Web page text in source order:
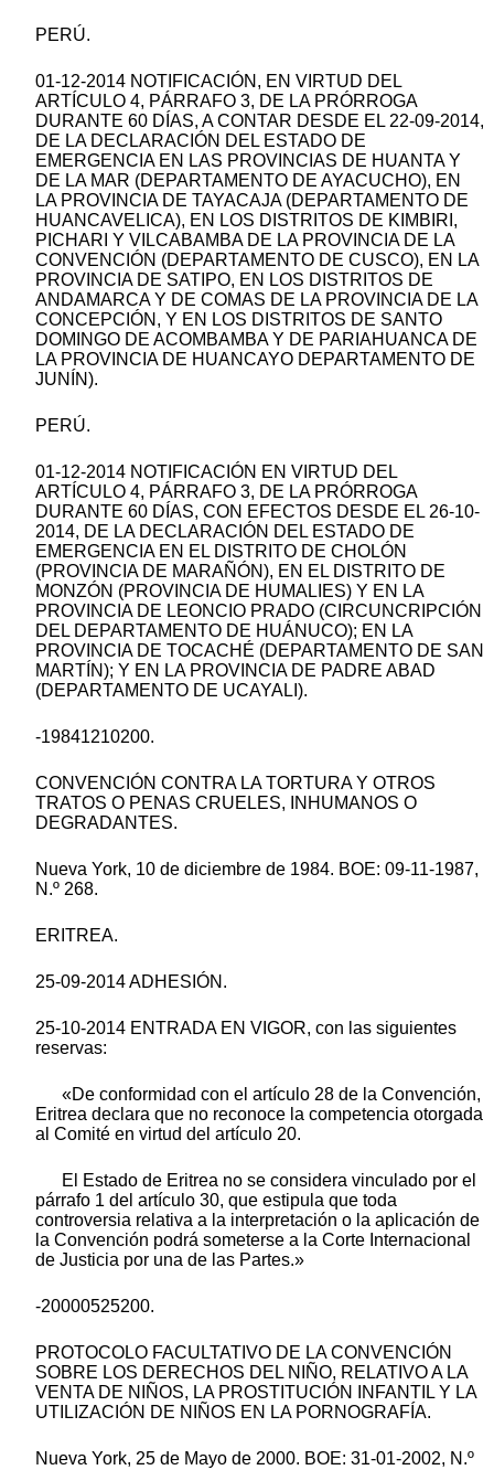
PERÚ.
01-12-2014 NOTIFICACIÓN, EN VIRTUD DEL
ARTÍCULO 4, PÁRRAFO 3, DE LA PRÓRROGA
DURANTE 60 DÍAS, A CONTAR DESDE EL 22-09-2014,
DE LA DECLARACIÓN DEL ESTADO DE
EMERGENCIA EN LAS PROVINCIAS DE HUANTA Y
DE LA MAR (DEPARTAMENTO DE AYACUCHO), EN
LA PROVINCIA DE TAYACAJA (DEPARTAMENTO DE
HUANCAVELICA), EN LOS DISTRITOS DE KIMBIRI,
PICHARI Y VILCABAMBA DE LA PROVINCIA DE LA
CONVENCIÓN (DEPARTAMENTO DE CUSCO), EN LA
PROVINCIA DE SATIPO, EN LOS DISTRITOS DE
ANDAMARCA Y DE COMAS DE LA PROVINCIA DE LA
CONCEPCIÓN, Y EN LOS DISTRITOS DE SANTO
DOMINGO DE ACOMBAMBA Y DE PARIAHUANCA DE
LA PROVINCIA DE HUANCAYO DEPARTAMENTO DE
JUNÍN).
PERÚ.
01-12-2014 NOTIFICACIÓN EN VIRTUD DEL
ARTÍCULO 4, PÁRRAFO 3, DE LA PRÓRROGA
DURANTE 60 DÍAS, CON EFECTOS DESDE EL 26-10-
2014, DE LA DECLARACIÓN DEL ESTADO DE
EMERGENCIA EN EL DISTRITO DE CHOLÓN
(PROVINCIA DE MARAÑÓN), EN EL DISTRITO DE
MONZÓN (PROVINCIA DE HUMALIES) Y EN LA
PROVINCIA DE LEONCIO PRADO (CIRCUNCRIPCIÓN
DEL DEPARTAMENTO DE HUÁNUCO); EN LA
PROVINCIA DE TOCACHÉ (DEPARTAMENTO DE SAN
MARTÍN); Y EN LA PROVINCIA DE PADRE ABAD
(DEPARTAMENTO DE UCAYALI).
-19841210200.
CONVENCIÓN CONTRA LA TORTURA Y OTROS
TRATOS O PENAS CRUELES, INHUMANOS O
DEGRADANTES.
Nueva York, 10 de diciembre de 1984. BOE: 09-11-1987,
N.º 268.
ERITREA.
25-09-2014 ADHESIÓN.
25-10-2014 ENTRADA EN VIGOR, con las siguientes
reservas:
«De conformidad con el artículo 28 de la Convención,
Eritrea declara que no reconoce la competencia otorgada
al Comité en virtud del artículo 20.
El Estado de Eritrea no se considera vinculado por el
párrafo 1 del artículo 30, que estipula que toda
controversia relativa a la interpretación o la aplicación de
la Convención podrá someterse a la Corte Internacional
de Justicia por una de las Partes.»
-20000525200.
PROTOCOLO FACULTATIVO DE LA CONVENCIÓN
SOBRE LOS DERECHOS DEL NIÑO, RELATIVO A LA
VENTA DE NIÑOS, LA PROSTITUCIÓN INFANTIL Y LA
UTILIZACIÓN DE NIÑOS EN LA PORNOGRAFÍA.
Nueva York, 25 de Mayo de 2000. BOE: 31-01-2002, N.º